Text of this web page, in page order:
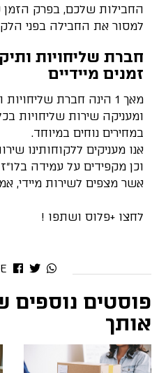
החבילות שלכם, בפרק
למסור את החבילה בפני
חברת שליחויות
זמנים מיידיים
ומעניקה שירות שליחויות
במחירים נוחים במיוחד.
אנו מעניקים ללקוחותינו
וכן מקפידים על עמידה
אשר מצפים לשירות מיידי,
לחצו +פלוס ושתפו !
פוסטים נוספים
אותך